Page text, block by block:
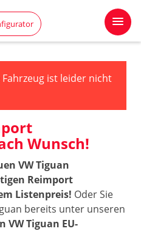
ist leider nicht
Wunsch!
VW Tiguan
Reimport
Listenpreis! Oder Sie
bereits unter unseren
Tiguan EU-